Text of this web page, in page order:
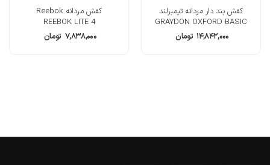
کفش بند دار مردانه تیمبرلند
GRAYDON OXFORD BASIC
۱۴,۸۴۲,۰۰۰ تومان
کفش مردانه Reebok
REEBOK LITE 4
۷,۸۳۸,۰۰۰ تومان